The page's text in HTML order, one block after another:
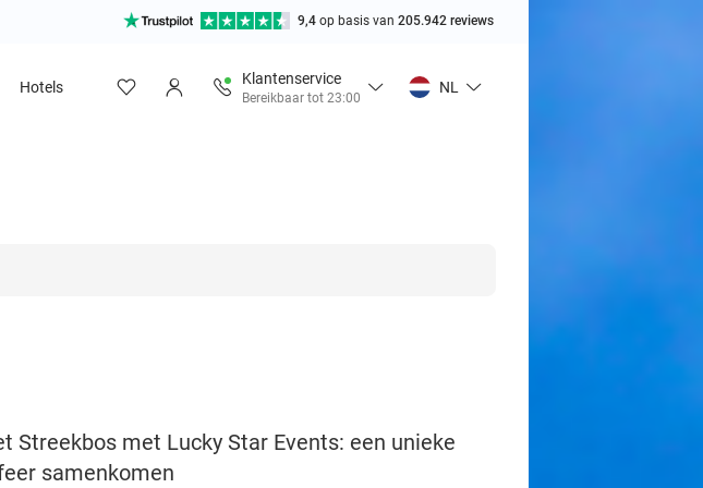
9,4 op basis van 205.942 reviews
Hotels
Klantenservice
Bereikbaar tot 23:00
NL
Streekbos met Lucky Star Events: een unieke
samenkomen